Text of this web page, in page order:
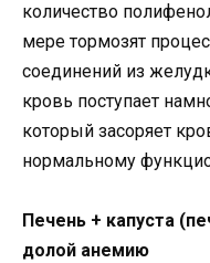
количество
мере тормозят
соединений из
кровь поступает
который засоряет
нормальному
Печень + капуста
долой анемию